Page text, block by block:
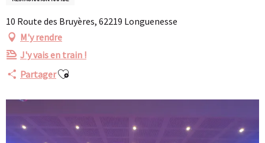
10 Route des Bruyères, 62219 Longuenesse
M'y rendre
J'y vais en train !
PartagerAjouter aux favoris